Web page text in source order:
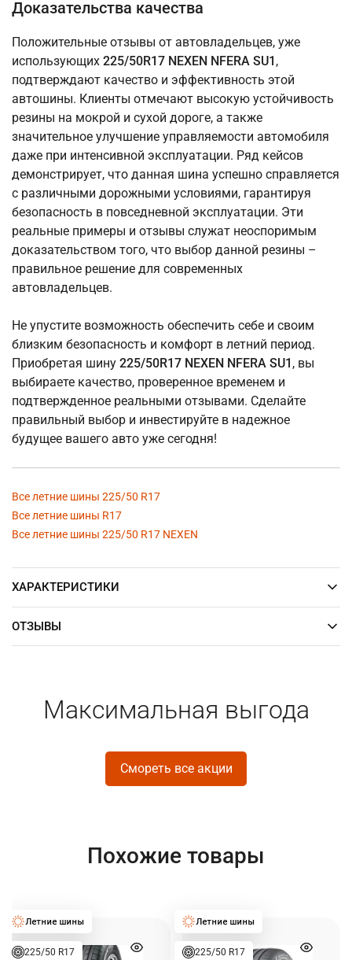
Доказательства качества
Положительные отзывы от автовладельцев, уже
использующих 225/50R17 NEXEN NFERA SU1 ,
подтверждают качество и эффективность этой
автошины. Клиенты отмечают высокую устойчивость
резины на мокрой и сухой дороге, а также
значительное улучшение управляемости автомобиля
даже при интенсивной эксплуатации. Ряд кейсов
демонстрирует, что данная шина успешно справляется
с различными дорожными условиями, гарантируя
безопасность в повседневной эксплуатации. Эти
реальные примеры и отзывы служат неоспоримым
доказательством того, что выбор данной резины –
правильное решение для современных
автовладельцев.
Не упустите возможность обеспечить себе и своим
близким безопасность и комфорт в летний период.
Приобретая шину 225/50R17 NEXEN NFERA SU1 , вы
выбираете качество, проверенное временем и
подтвержденное реальными отзывами. Сделайте
правильный выбор и инвестируйте в надежное
будущее вашего авто уже сегодня!
Все летние шины 225/50 R17
Все летние шины R17
Все летние шины 225/50 R17 NEXEN
ХАРАКТЕРИСТИКИ
ОТЗЫВЫ
Максимальная выгода
Смореть все акции
Похожие товары
225/50 R17 225/50 R17